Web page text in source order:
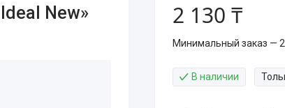
New» 2 130 ₸
Минимальный заказ — 2
В наличии